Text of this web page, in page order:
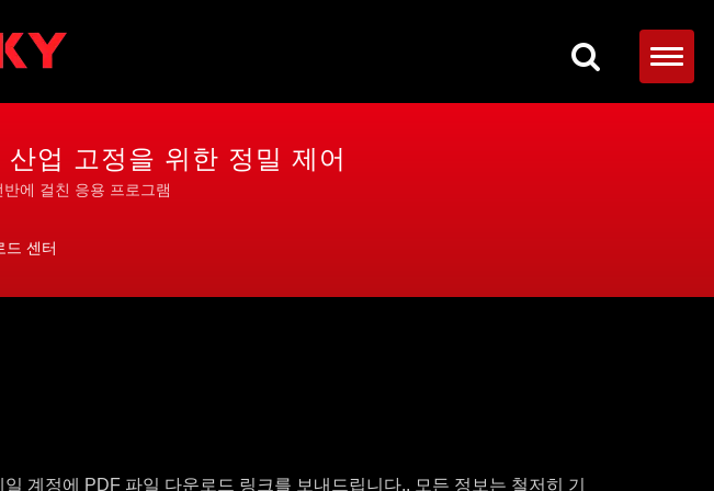
업 고정을 위한 정밀 제어
에 걸친 응용 프로그램
드 센터
계정에 PDF 파일 다운로드 링크를 보내드립니다.. 모든 정보는 철저히 기